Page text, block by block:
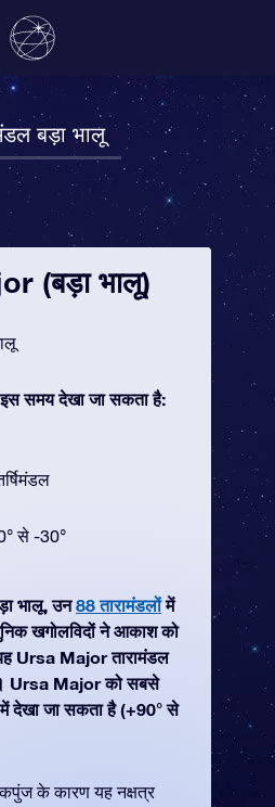
बड़ा भालू
(बड़ा भालू)
समय देखा जा सकता है:
से -30°
भालू, उन88 तारामंडलोंमें
खगोलविदों ने आकाश को
Ursa Major तारामंडल
Ursa Major को सबसे
देखा जा सकता है (+90° से
के कारण यह नक्षत्र